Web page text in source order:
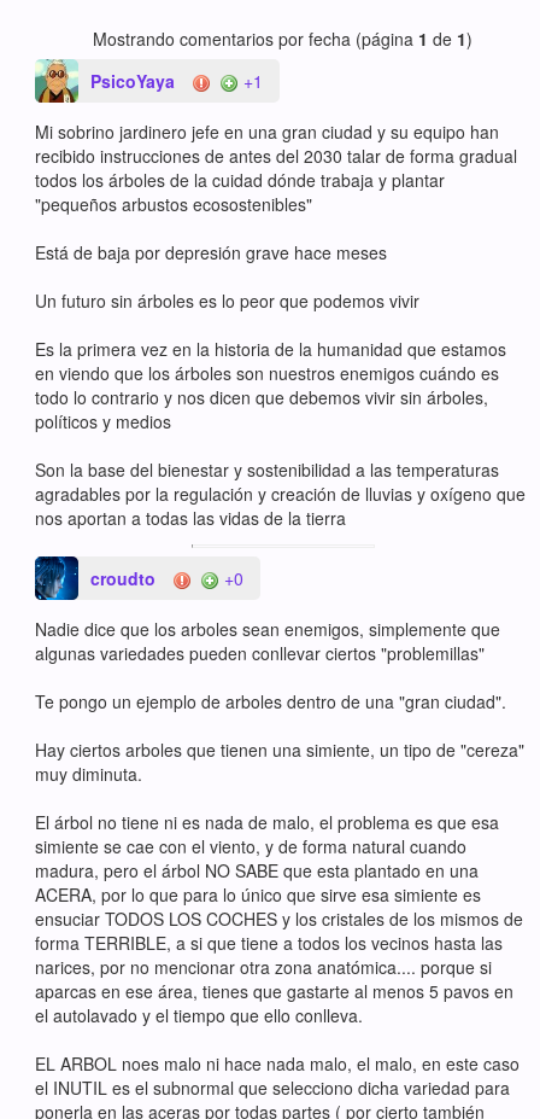
Mostrando comentarios por fecha (página 1 de 1)
PsicoYaya
+1
Mi sobrino jardinero jefe en una gran ciudad y su equipo han
recibido instrucciones de antes del 2030 talar de forma gradual
todos los árboles de la cuidad dónde trabaja y plantar
"pequeños arbustos ecosostenibles"
Está de baja por depresión grave hace meses
Un futuro sin árboles es lo peor que podemos vivir
Es la primera vez en la historia de la humanidad que estamos
en viendo que los árboles son nuestros enemigos cuándo es
todo lo contrario y nos dicen que debemos vivir sin árboles,
políticos y medios
Son la base del bienestar y sostenibilidad a las temperaturas
agradables por la regulación y creación de lluvias y oxígeno que
nos aportan a todas las vidas de la tierra
croudto +0
Nadie dice que los arboles sean enemigos, simplemente que
algunas variedades pueden conllevar ciertos "problemillas"
Te pongo un ejemplo de arboles dentro de una "gran ciudad".
Hay ciertos arboles que tienen una simiente, un tipo de "cereza"
muy diminuta.
El árbol no tiene ni es nada de malo, el problema es que esa
simiente se cae con el viento, y de forma natural cuando
madura, pero el árbol NO SABE que esta plantado en una
ACERA, por lo que para lo único que sirve esa simiente es
ensuciar TODOS LOS COCHES y los cristales de los mismos de
forma TERRIBLE, a si que tiene a todos los vecinos hasta las
narices, por no mencionar otra zona anatómica.... porque si
aparcas en ese área, tienes que gastarte al menos 5 pavos en
el autolavado y el tiempo que ello conlleva.
EL ARBOL noes malo ni hace nada malo, el malo, en este caso
el INUTIL es el subnormal que selecciono dicha variedad para
ponerla en las aceras por todas partes ( por cierto también